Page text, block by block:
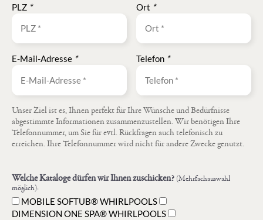
PLZ * Ort *
E-Mail-Adresse * Telefon *
Unser Ziel ist es, Ihnen perfekt für Ihre Wünsche und Bedürfnisse
abgestimmte Informationen zusammenzustellen. Wir benötigen Ihre
Telefonnummer, um Sie für evtl. Rückfragen auch telefonisch zu
erreichen. Ihre Telefonnummer wird nicht für andere Zwecke genutzt.
Welche Kataloge dürfen wir Ihnen zuschicken? (Mehrfachauswahl
möglich):
MOBILE SOFTUB® WHIRLPOOLS
DIMENSION ONE SPA® WHIRLPOOLS